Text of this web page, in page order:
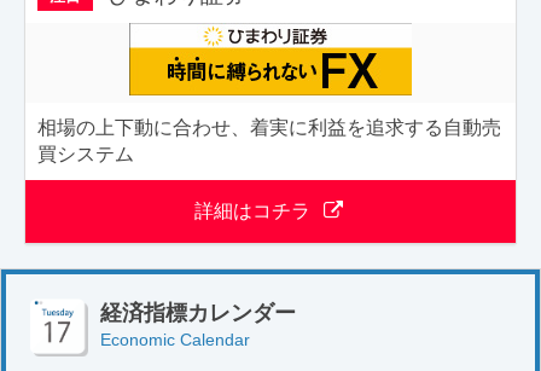
相場の上下動に合わせ、着実に利益を追求する自動売
買システム
詳細はコチラ
経済指標カレンダー
Economic Calendar